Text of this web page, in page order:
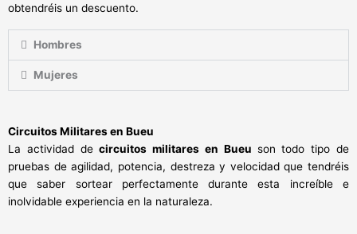
obtendréis un descuento.
Hombres
Mujeres
Circuitos Militares en Bueu
La actividad decircuitos militares en Bueu son todo tipo de
pruebas de agilidad, potencia, destreza y velocidad que tendréis
que saber sortear perfectamente durante esta increíble e
inolvidable experiencia en la naturaleza.